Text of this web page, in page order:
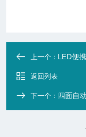
上一个： LED便携
返回列表
下一个： 四面自动